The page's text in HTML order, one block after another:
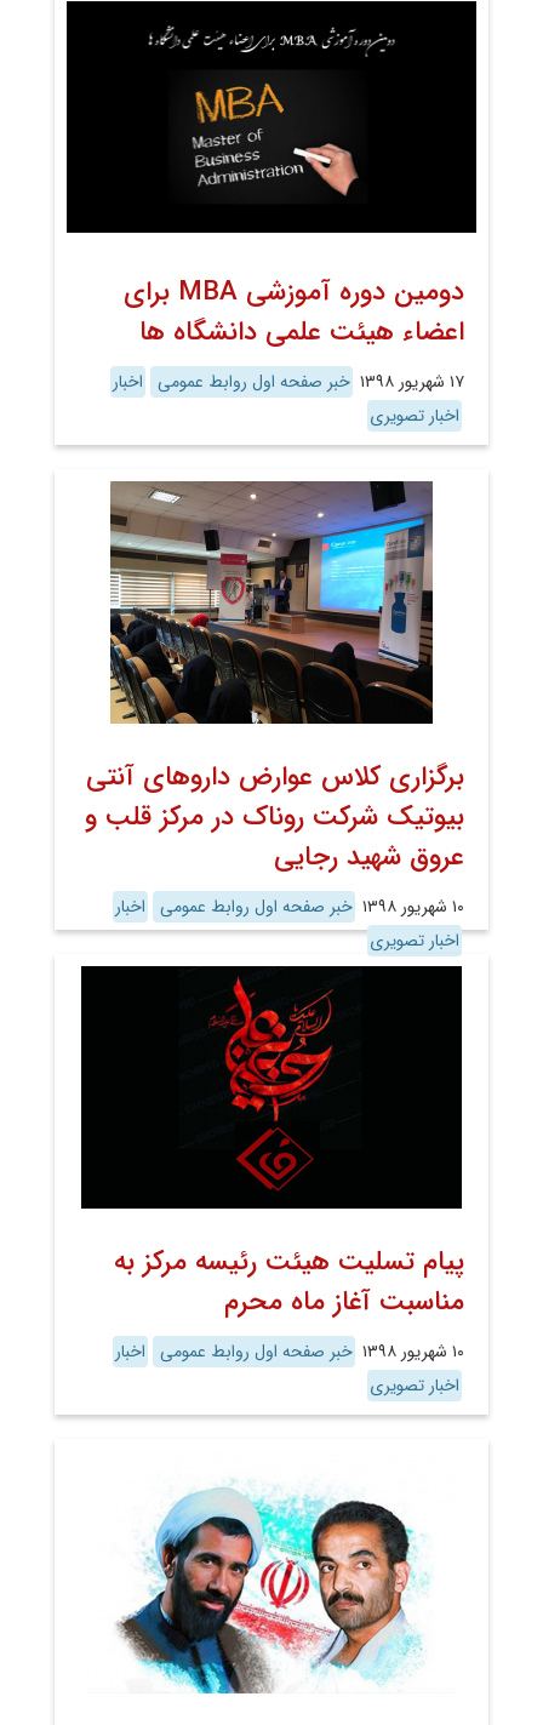
دومین دوره آموزشی MBA برای
اعضاء هیئت علمی دانشگاه ها
۱۷ شهریور ۱۳۹۸ خبر صفحه اول روابط عمومی اخبار
اخبار تصویری
برگزاری کلاس عوارض داروهای آنتی
بیوتیک شرکت روناک در مرکز قلب و
عروق شهید رجایی
۱۰ شهریور ۱۳۹۸ خبر صفحه اول روابط عمومی اخبار
اخبار تصویری
پیام تسلیت هیئت رئیسه مرکز به
مناسبت آغاز ماه محرم
۱۰ شهریور ۱۳۹۸ خبر صفحه اول روابط عمومی اخبار
اخبار تصویری